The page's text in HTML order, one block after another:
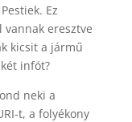
Ez
eresztve
kicsit a jármű
infót?
neki a
t, a folyékony